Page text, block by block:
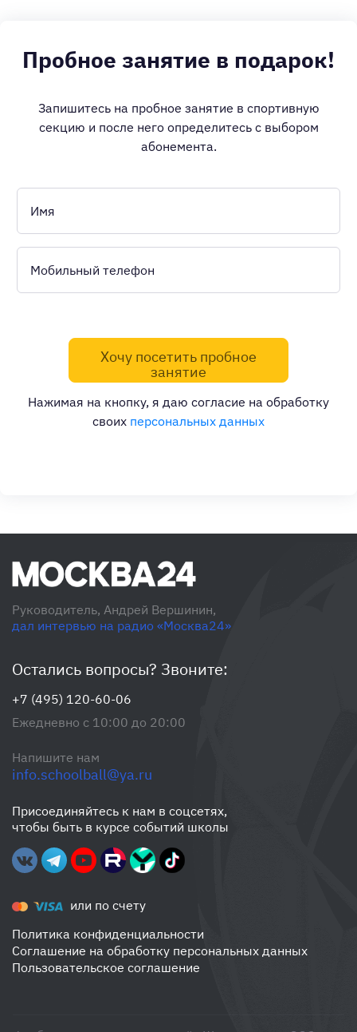
Пробное занятие в подарок!
Запишитесь на пробное занятие в спортивную
секцию и после него определитесь с выбором
абонемента.
Имя
Мобильный телефон
Хочу посетить пробное
занятие
Нажимая на кнопку, я даю согласие на обработку
своих персональных данных
Руководитель, Андрей Вершинин,
дал интервью на радио «Москва24»
Остались вопросы? Звоните:
+7 (495) 120-60-06
Ежедневно с 10:00 до 20:00
Напишите нам
info.schoolball@ya.ru
Присоединяйтесь к нам в соцсетях,
чтобы быть в курсе событий школы
или по счету
Политика конфиденциальности
Соглашение на обработку персональных данных
Пользовательское соглашение